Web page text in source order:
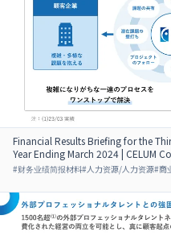
Financial Results Briefing for the
Year Ending March 2024 | CELUM
#财务业绩简报材料#人力资源/人力资源#商